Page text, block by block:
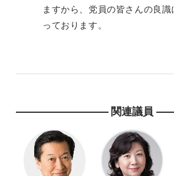
ますから、党員の皆さんの良
っております。
関連議員